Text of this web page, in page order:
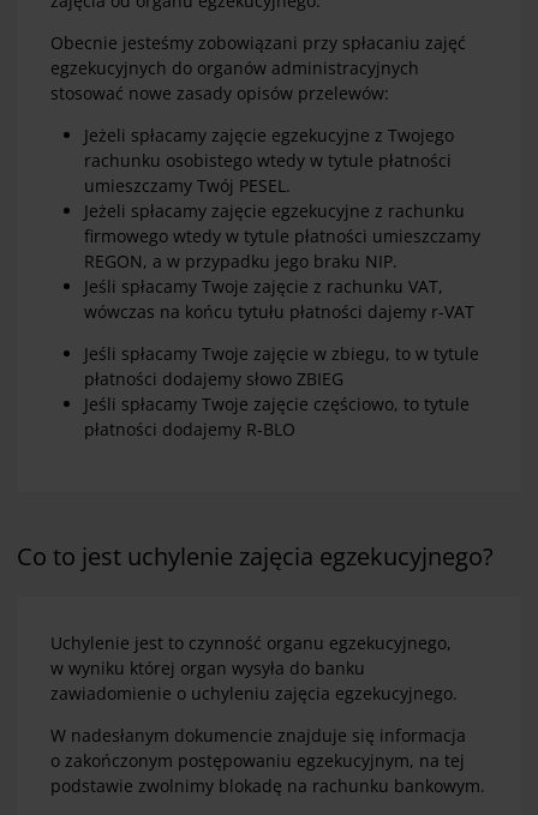
Obecnie jesteśmy zobowiązani przy spłacaniu zajęć
egzekucyjnych do organów administracyjnych
stosować nowe zasady opisów przelewów:
Jeżeli spłacamy zajęcie egzekucyjne z Twojego
rachunku osobistego wtedy w tytule płatności
umieszczamy Twój PESEL.
Jeżeli spłacamy zajęcie egzekucyjne z rachunku
firmowego wtedy w tytule płatności umieszczamy
REGON, a w przypadku jego braku NIP.
Jeśli spłacamy Twoje zajęcie z rachunku VAT,
wówczas na końcu tytułu płatności dajemy r-VAT
Jeśli spłacamy Twoje zajęcie w zbiegu, to w tytule
płatności dodajemy słowo ZBIEG
Jeśli spłacamy Twoje zajęcie częściowo, to tytule
płatności dodajemy R-BLO
Co to jest uchylenie zajęcia egzekucyjnego?
Uchylenie jest to czynność organu egzekucyjnego,
w wyniku której organ wysyła do banku
zawiadomienie o uchyleniu zajęcia egzekucyjnego.
W nadesłanym dokumencie znajduje się informacja
o zakończonym postępowaniu egzekucyjnym, na tej
podstawie zwolnimy blokadę na rachunku bankowym.